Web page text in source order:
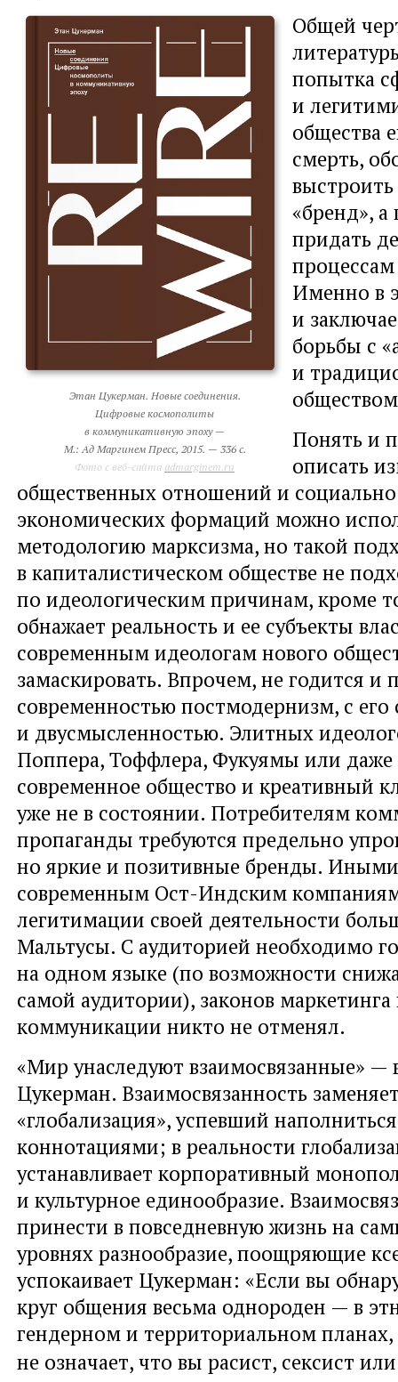
Этан Цукерман. Новые соединения.
Цифровые космополиты
в коммуникативную эпоху —
М.: Ад Маргинем Пресс, 2015. — 336 с.
Фото с веб-сайта admarginem.ru
Общей
попытка
и
общества
смерть,
«бренд»,
придать
Именно в
и
борьбы с
и
Понять и
описать
общественных отношений и
экономических формаций можно
методологию марксизма, но такой
в капиталистическом обществе не
по идеологическим причинам, кроме
обнажает реальность и ее субъекты
современным идеологам нового
замаскировать. Впрочем, не годится и
современностью постмодернизм, с его
и двусмысленностью. Элитных
Поппера, Тоффлера, Фукуямы или
современное общество и креативный
уже не в состоянии. Потребителям
пропаганды требуются предельно
но яркие и позитивные бренды.
современным Ост-Индским
легитимации своей деятельности
Мальтусы. С аудиторией необходимо
на одном языке (по возможности
самой аудитории), законов
коммуникации никто не отменял.
«Мир унаследуют взаимосвязанные» —
Цукерман. Взаимосвязанность
«глобализация», успевший
коннотациями; в реальности
устанавливает корпоративный
и культурное единообразие.
принести в повседневную жизнь на
уровнях разнообразие, поощряющие
успокаивает Цукерман: «Если вы
круг общения весьма однороден — в
гендерном и территориальном планах,
не означает, что вы расист, сексист